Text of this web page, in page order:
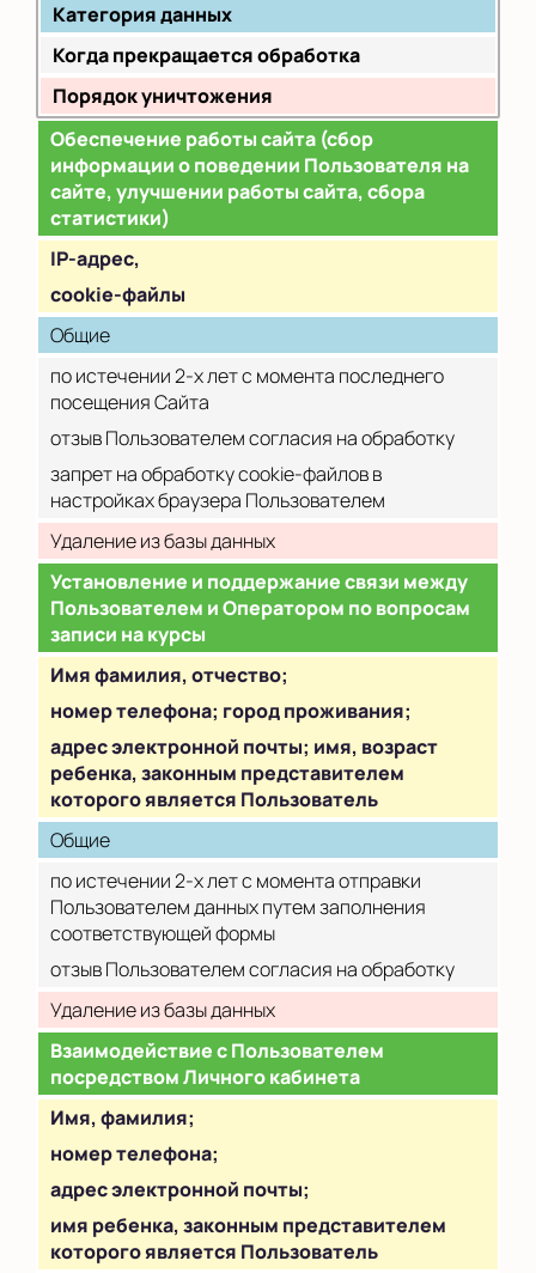
Категория данных
Когда прекращается обработка
Порядок уничтожения
Обеспечение работы сайта (сбор
информации о поведении Пользователя на
сайте, улучшении работы сайта, сбора
статистики)
IP-адрес,
cookie-файлы
Общие
по истечении 2-х лет с момента последнего
посещения Сайта
отзыв Пользователем согласия на обработку
запрет на обработку cookie-файлов в
настройках браузера Пользователем
Удаление из базы данных
Установление и поддержание связи между
Пользователем и Оператором по вопросам
записи на курсы
Имя фамилия, отчество;
номер телефона; город проживания;
адрес электронной почты; имя, возраст
ребенка, законным представителем
которого является Пользователь
Общие
по истечении 2-х лет с момента отправки
Пользователем данных путем заполнения
соответствующей формы
отзыв Пользователем согласия на обработку
Удаление из базы данных
Взаимодействие с Пользователем
посредством Личного кабинета
Имя, фамилия;
номер телефона;
адрес электронной почты;
имя ребенка, законным представителем
которого является Пользователь